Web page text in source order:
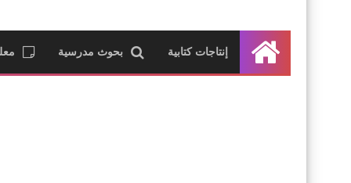
الرئيسية
إنتاجات كتابية بحوث مدرسية